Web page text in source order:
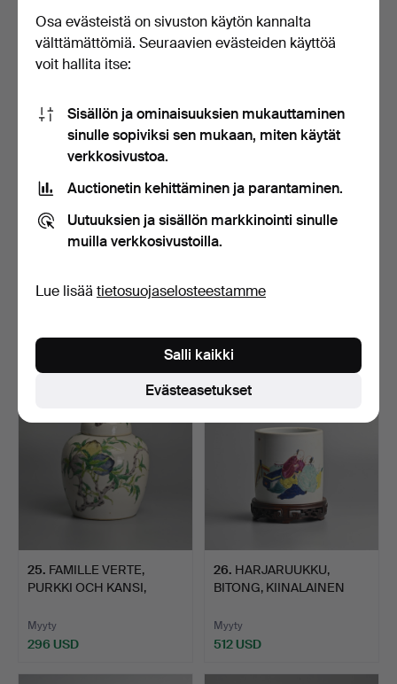
Myyty
1 144 USD
Myyty
377 USD
POSLIINIA, ”DRAGON”,
619 USD
POSLIINI, KINA, 1800-TA…
350 USD
25. FAMILLE VERTE,
PURKKI OCH KANSI,
Myyty
296 USD
26. HARJARUUKKU,
BITONG, KIINALAINEN
Myyty
512 USD
Osa evästeistä on sivuston käytön kannalta
välttämättömiä. Seuraavien evästeiden käyttöä
voit hallita itse:
Sisällön ja ominaisuuksien mukauttaminen
sinulle sopiviksi sen mukaan, miten käytät
verkkosivustoa.
Auctionetin kehittäminen ja parantaminen.
Uutuuksien ja sisällön markkinointi sinulle
muilla verkkosivustoilla.
Lue lisää tietosuojaselosteestamme
Evästeasetukset
Salli kaikki